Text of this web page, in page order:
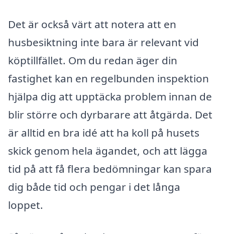
Det är också värt att notera att en
husbesiktning inte bara är relevant vid
köptillfället. Om du redan äger din
fastighet kan en regelbunden inspektion
hjälpa dig att upptäcka problem innan de
blir större och dyrbarare att åtgärda. Det
är alltid en bra idé att ha koll på husets
skick genom hela ägandet, och att lägga
tid på att få flera bedömningar kan spara
dig både tid och pengar i det långa
loppet.